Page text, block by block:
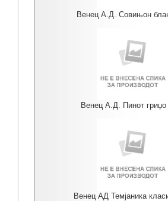
Венец А.Д. Совињон
Венец А.Д. Пинот гриџо
Венец АД Темјаника